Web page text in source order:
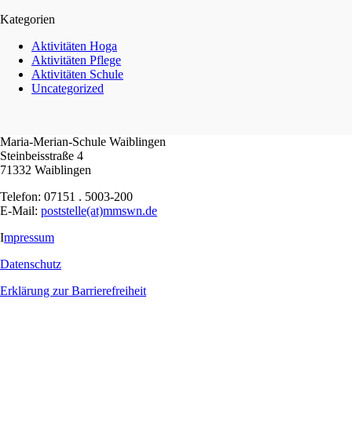
Kategorien
Aktivitäten Hoga
Aktivitäten Pflege
Aktivitäten Schule
Uncategorized
Maria-Merian-Schule Waiblingen
Steinbeisstraße 4
71332 Waiblingen
Telefon: 07151 . 5003-200
E-Mail: poststelle(at)mmswn.de
Impressum
Datenschutz
Erklärung zur Barrierefreiheit